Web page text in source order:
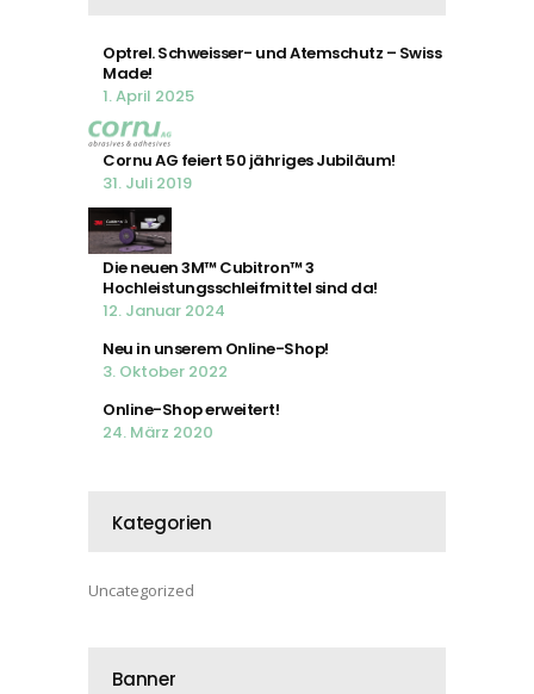
Optrel. Schweisser- und Atemschutz – Swiss
Made!
1. April 2025
Cornu AG feiert 50 jähriges Jubiläum!
31. Juli 2019
Die neuen 3M™ Cubitron™ 3
Hochleistungsschleifmittel sind da!
12. Januar 2024
Neu in unserem Online-Shop!
3. Oktober 2022
Online-Shop erweitert!
24. März 2020
Kategorien
Uncategorized
Banner